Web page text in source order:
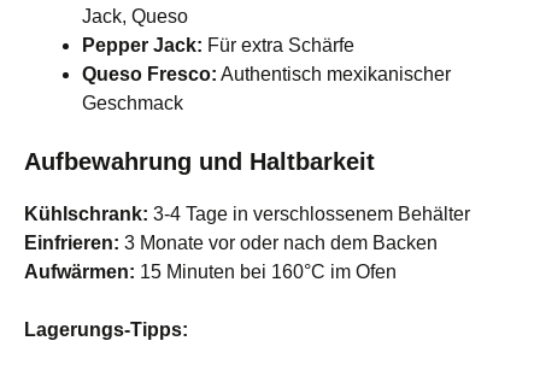
Jack, Queso
Pepper Jack: Für extra Schärfe
Queso Fresco: Authentisch mexikanischer
Geschmack
Aufbewahrung und Haltbarkeit
Kühlschrank: 3-4 Tage in verschlossenem Behälter
Einfrieren: 3 Monate vor oder nach dem Backen
Aufwärmen: 15 Minuten bei 160°C im Ofen
Lagerungs-Tipps: